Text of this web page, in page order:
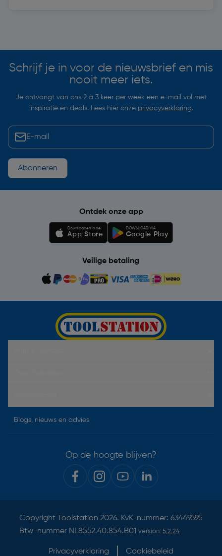
Schrijf je in voor de nieuwsbrief en mis
nooit meer iets.
Je ontvangt van ons 2 à 3 keer per week een e-mail vol met
inspiratie en deals. Lees hier onze privacyverklaring.
Abonneren
Ontdek onze app
Downloaden in de
App Store
DOWNLOAD VIA
Google Play
Veilige betaling
Blogs, nieuws en advies
Op de hoogte blijven?
Copyright Toolstation 2026. KvK-nummer: 63449595
Btw-nummer NL8552.40.854.B01 version: 5.2.24
Privacyverklaring Cookiebeleid